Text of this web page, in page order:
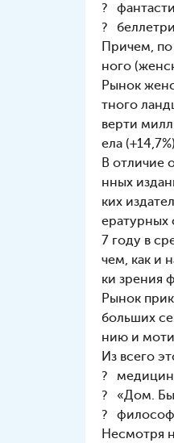
?
?
Причем,
ного
Рынок
тного
верти
ела
В отличие
нных
ких
ературных
7 году в
чем, как и
ки зрения
Рынок
больших
нию и
Из всего
?
? «Дом.
?
Несмотря